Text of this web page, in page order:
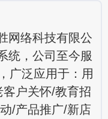
网络科技有限公
统，公司至今服
广泛应用于：用
户关怀/教育招
/产品推广/新店